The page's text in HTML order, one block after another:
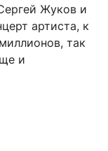
Жуков и
артиста, к
так
и